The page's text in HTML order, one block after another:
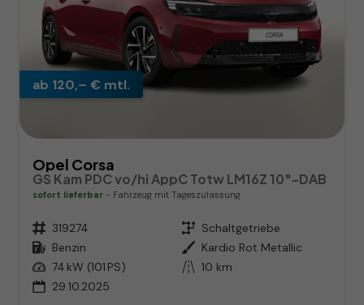
ab 120,– € mtl.
Opel Corsa
GS Kam PDC vo/hi AppC Totw LM16Z 10"-DAB
sofort lieferbar Fahrzeug mit Tageszulassung
Fahrzeugnr. 319274 Getriebe Schaltgetriebe
Kraftstoff Benzin Außenfarbe Kardio Rot Metallic
Leistung 74 kW (101 PS) Kilometerstand 10 km
29.10.2025